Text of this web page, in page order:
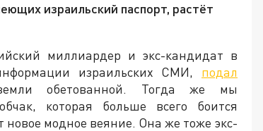
израильский паспорт, растёт
миллиардер и экс-кандидат в
израильских СМИ, подал
обетованной. Тогда же мы
которая больше всего боится
новое модное веяние. Она же тоже экс-